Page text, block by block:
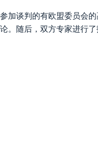
参加谈判的有欧盟委员会
论。随后，双方专家进行了